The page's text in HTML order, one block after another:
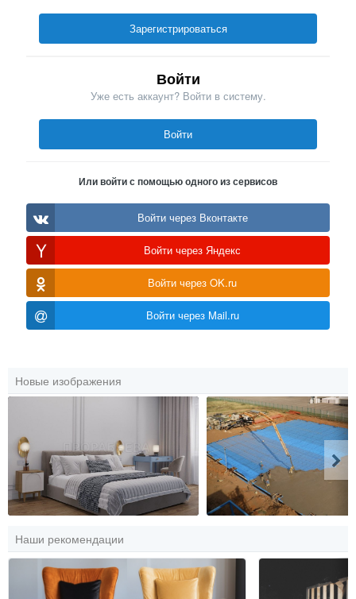
Зарегистрироваться
Войти
Уже есть аккаунт? Войти в систему.
Войти
Или войти с помощью одного из сервисов
Войти через Вконтакте
Войти через Яндекс
Войти через OK.ru
Войти через Mail.ru
Новые изображения
Наши рекомендации